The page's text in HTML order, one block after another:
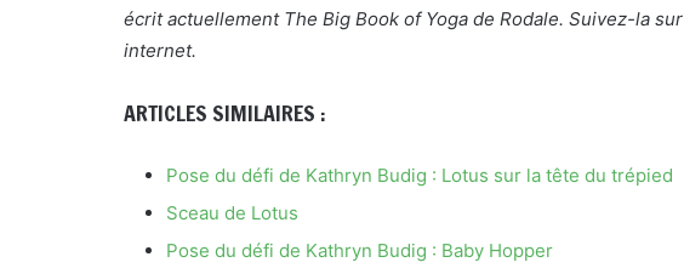
écrit actuellement The Big Book of Yoga de Rodale. Suivez-la sur
internet.
ARTICLES SIMILAIRES :
Pose du défi de Kathryn Budig : Lotus sur la tête du trépied
Sceau de Lotus
Pose du défi de Kathryn Budig : Baby Hopper